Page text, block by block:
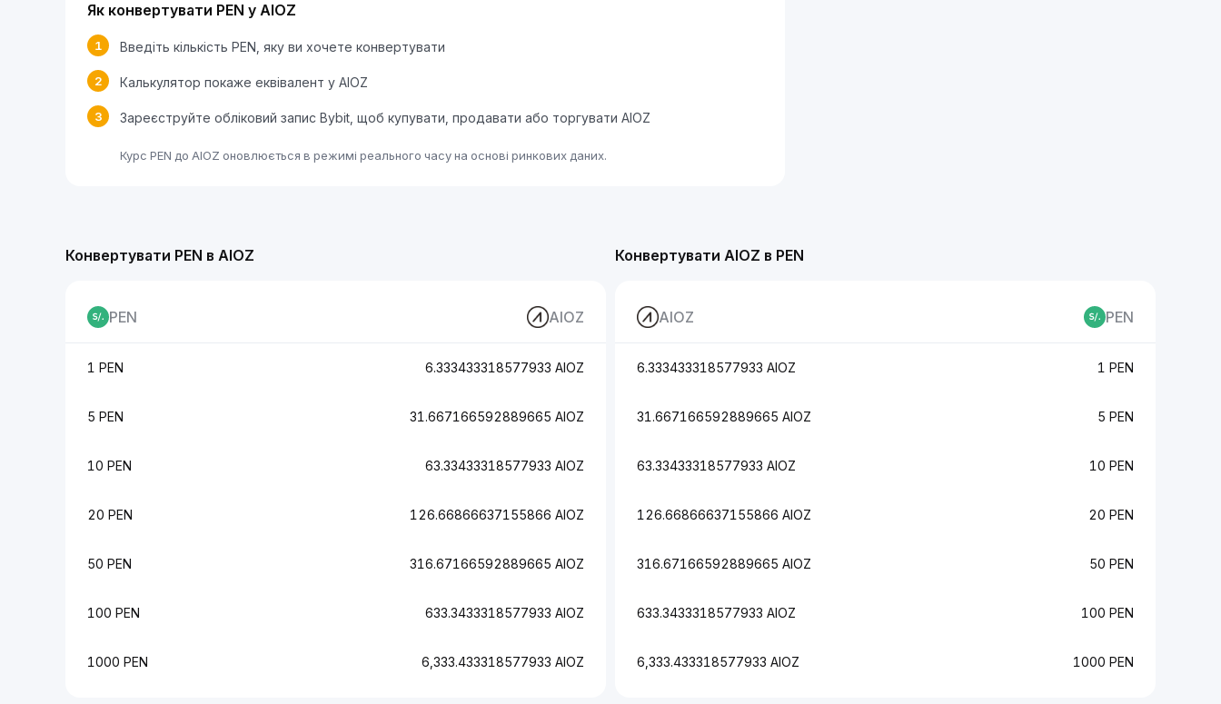
Як конвертувати PEN у AIOZ
1 Введіть кількість PEN, яку ви хочете конвертувати
2 Калькулятор покаже еквівалент у AIOZ
3 Зареєструйте обліковий запис Bybit, щоб купувати, продавати або торгувати AIOZ
Курс PEN до AIOZ оновлюється в режимі реального часу на основі ринкових даних.
Конвертувати AIOZ в PEN
AIOZ PEN
6.333433318577933 AIOZ 1 PEN
31.667166592889665 AIOZ 5 PEN
63.33433318577933 AIOZ 10 PEN
126.66866637155866 AIOZ 20 PEN
316.67166592889665 AIOZ 50 PEN
633.3433318577933 AIOZ 100 PEN
6,333.433318577933 AIOZ 1000 PEN
Конвертувати PEN в AIOZ
PEN AIOZ
1 PEN 6.333433318577933 AIOZ
5 PEN 31.667166592889665 AIOZ
10 PEN 63.33433318577933 AIOZ
20 PEN 126.66866637155866 AIOZ
50 PEN 316.67166592889665 AIOZ
100 PEN 633.3433318577933 AIOZ
1000 PEN 6,333.433318577933 AIOZ